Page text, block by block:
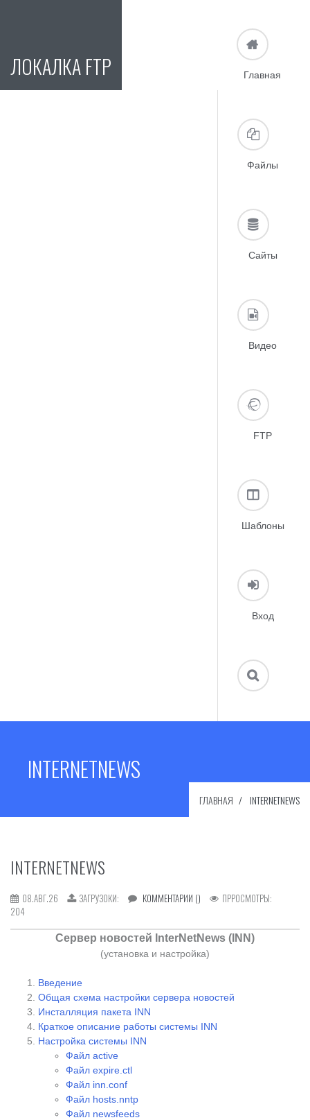
ЛОКАЛКА FTP Главная
Файлы
Сайты
Видео
FTP
Шаблоны
Вход
INTERNETNEWS
ГЛАВНАЯ INTERNETNEWS
INTERNETNEWS
08.АВГ.26 ЗАГРУЗОКИ: КОММЕНТАРИИ ()
ПРРОСМОТРЫ:
204
Сервер новостей InterNetNews (INN)
(установка и настройка)
Введение
Общая схема настройки сервера новостей
Инсталляция пакета INN
Краткое описание работы системы INN
Настройка системы INN
Файл active
Файл expire.ctl
Файл inn.conf
Файл hosts.nntp
Файл newsfeeds